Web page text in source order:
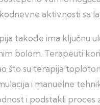
aktivnosti sa
takođe ima ključnu
bolom. Terapeuti
što su terapija
i manuelne
i podstakli proces